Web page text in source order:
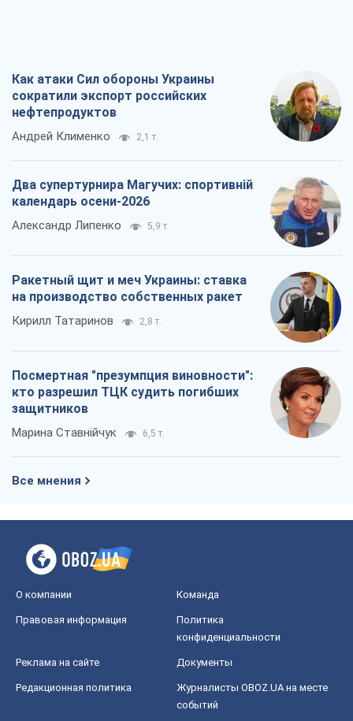
Как атаки Сил обороны Украины
сократили экспорт российских
нефтепродуктов
Андрей Клименко 2,1 т.
Два супертурнира Магучих: спортивній
календарь осени-2026
Александр Липенко 5,9 т.
Ракетный щит и меч Украины: ставка
на производство собственных ракет
Кирилл Татаринов 2,8 т.
Посмертная "презумпция виновности":
кто разрешил ТЦК судить погибших
защитников
Марина Ставнійчук 6,5 т.
Все мнения
О компании Команда
Правовая информация
Политика
конфиденциальности
Реклама на сайте Документы
Редакционная политика
Журналисты OBOZ.UA на месте
событий